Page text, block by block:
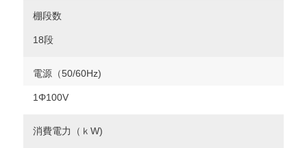
棚段数
18段
電源（50/60Hz)
1Φ100V
消費電力（ｋW)